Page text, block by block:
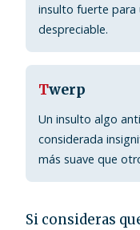
insulto fuerte para
despreciable.
Twerp
Un insulto algo
considerada
más suave que
Si consideras